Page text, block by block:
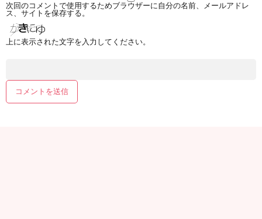
次回のコメントで使用するためブラウザーに自分の名前、メールアドレ
ス、サイトを保存する。
上に表示された文字を入力してください。